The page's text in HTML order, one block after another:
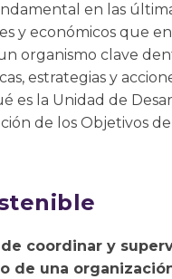
en las
y económicos que
organismo clave
estrategias y
es la Unidad de
de los Objetivos de
coordinar y
de una